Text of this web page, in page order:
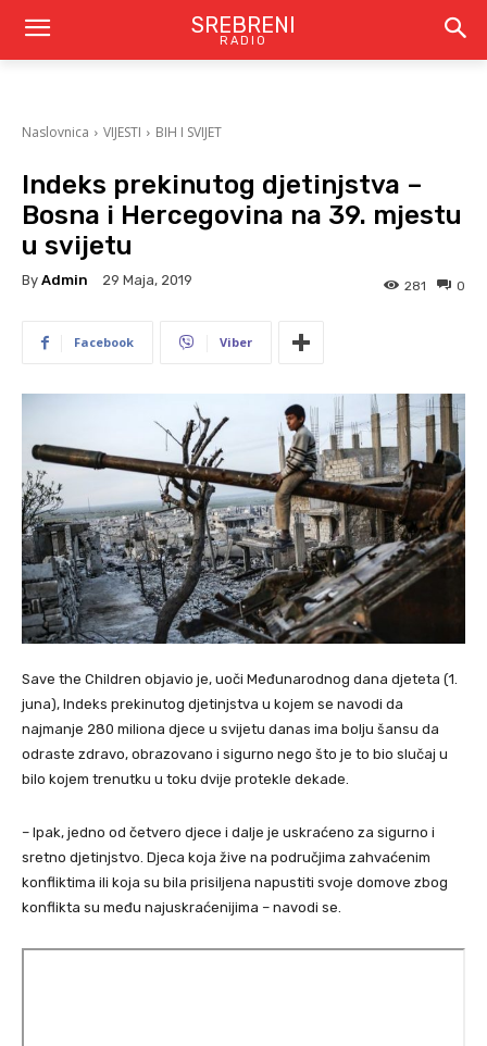
SREBRENI
RADIO
Naslovnica VIJESTI BIH I SVIJET
Indeks prekinutog djetinjstva –
Bosna i Hercegovina na 39. mjestu
u svijetu
By Admin 29 Maja, 2019 0
281
Facebook Viber
Save the Children objavio je, uoči Međunarodnog dana djeteta (1.
juna), Indeks prekinutog djetinjstva u kojem se navodi da
najmanje 280 miliona djece u svijetu danas ima bolju šansu da
odraste zdravo, obrazovano i sigurno nego što je to bio slučaj u
bilo kojem trenutku u toku dvije protekle dekade.
– Ipak, jedno od četvero djece i dalje je uskraćeno za sigurno i
sretno djetinjstvo. Djeca koja žive na područjima zahvaćenim
konfliktima ili koja su bila prisiljena napustiti svoje domove zbog
konflikta su među najuskraćenijima – navodi se.